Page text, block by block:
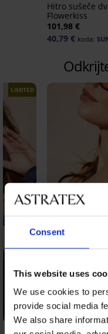
Consent
This website uses
We use cookies to
provide social media
We also share
Hitro sušeče
Flowerkiss
101,98 €
40,79 € koda:
LIMITED
-20% SUN20
Popust -40%